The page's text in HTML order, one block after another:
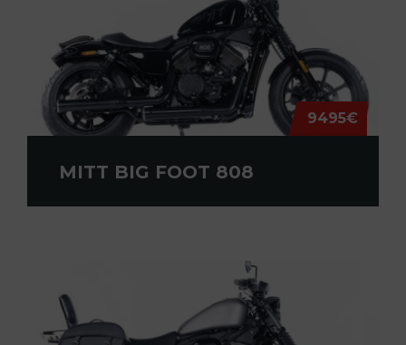
9495€
MITT BIG FOOT 808